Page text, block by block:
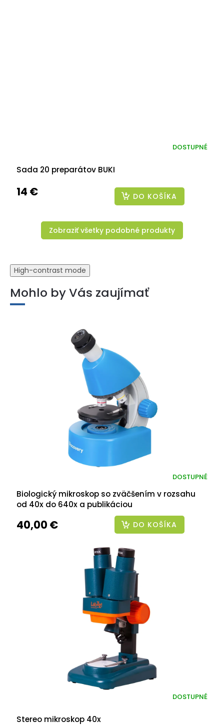
Sada 20 preparátov BUKI
DOSTUPNÉ
14 € DO KOŠÍKA
Zobraziť všetky podobné produkty
High-contrast mode
Mohlo by Vás zaujímať
Biologický mikroskop so zväčšením v rozsahu
od 40x do 640x a publikáciou
DOSTUPNÉ
40,00 € DO KOŠÍKA
Stereo mikroskop 40x
DOSTUPNÉ